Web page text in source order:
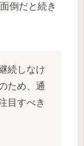
倒だと続き
続しなけ
ため、通
目すべき